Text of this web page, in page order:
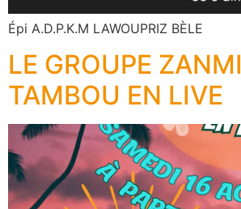
Épi A.D.P.K.M LAWOUPRIZ BÈLE
LE GROUPE ZANMI
TAMBOU EN LIVE